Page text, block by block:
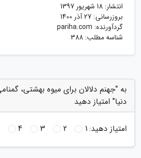
انتشار: 18 شهریور 1397
بروزرسانی: 27 آذر 1400
گردآورنده: pariha.com
شناسه مطلب: 388
به "جهنم دلالان برای میوه بهشتی،
دنیا" امتیاز دهید
امتیاز دهید:1
2
3
4